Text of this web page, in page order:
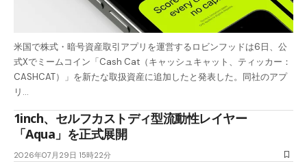
米国で株式・暗号資産取引アプリを運営するロビンフッドは6日、公
式Xでミームコイン「Cash Cat（キャッシュキャット、ティッカー：
CASHCAT）」を新たな取扱資産に追加したと発表した。同社のアプ
リ…
1inch、セルフカストディ型流動性レイヤー
「Aqua」を正式展開
2026年07月29日 15時22分